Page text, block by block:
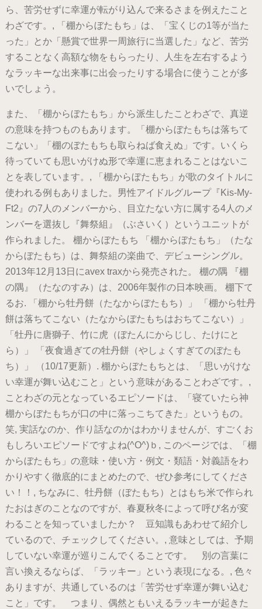
ら、苦労せずに幸運が転がり込んで来るさまを例えたこと
わざです。, 「棚からぼたもち」は、「宝くじの1等が当た
った」とか「懸賞で世界一周旅行に当選した」など、苦労
することなく高額な物をもらったり、人生を左右するよう
なラッキーな出来事に出会ったりする場合に使うことが多
いでしょう。
また、「棚からぼたもち」から派生したことわざで、真逆
の意味を持つものもあります。「棚からぼたもちは落ちて
こない」「棚のぼたもちも取らねば食えぬ」です。いくら
待っていても思いがけぬ形で幸運に恵まれることはないこ
とを表しています。, 「棚からぼたもち」が歌のタイトルに
使われる例もありました。男性アイドルグループ『Kis-My-
Ft2』の7人のメンバーから、目立たない方に属する4人のメ
ンバーを選抜し『舞祭組』（ぶさいく）というユニットが
作られました。 棚からぼたもち 「棚からぼたもち」（たな
からぼたもち）は、舞祭組の楽曲で、デビューシングル。
2013年12月13日にavex traxから発売された。 棚の隅 『棚
の隅』（たなのすみ）は、2006年製作の日本映画。 棚下て
るお. 「棚から牡丹餅（たなからぼたもち）」 「棚から牡丹
餅は落ちてこない（たなからぼたもちはおちてこない）」
「牡丹に唐獅子、竹に虎（ぼたんにからじし、たけにと
ら）」 「夜食過ぎての牡丹餅（やしょくすぎてのぼたも
ち）」 （10/17更新）. 棚からぼたもちとは、「思いがけな
い幸運が舞い込むこと」という意味があることわざです。,
ことわざの元となっているエピソードは、「寝ていたら神
棚からぼたもちが口の中に落っこちてきた」というもの。
笑, 実話なのか、作り話なのかはわかりませんが、すごくお
もしろいエピソードですよね(^O^)ｂ, このページでは、「棚
からぼたもち」の意味・使い方・例文・類語・対義語をわ
かりやすく徹底的にまとめたので、ぜひ参考にしてくださ
い！！, ちなみに、牡丹餅（ぼたもち）とはもち米で作られ
たおはぎのことなのですが、春夏秋冬によって呼び名が変
わることを知っていましたか？ 豆知識もあわせて紹介し
ているので、チェックしてください。, 意味としては、予期
していない幸運が巡りこんでくることです。 別の言葉に
言い換えるならば、「ラッキー」という表現になる。, 色々
ありますが、共通しているのは「苦労せず幸運が舞い込む
こと」です。 つまり、偶然ともいえるラッキーが起きた